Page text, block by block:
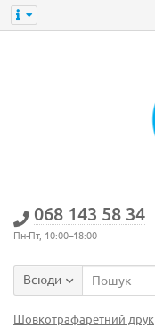
‎068 143 58 34
Пн-Пт, 10:00–18:00
Всюди
Шовкотрафаретний друк